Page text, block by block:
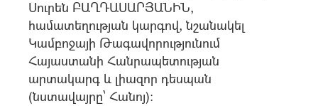
Սուրեն ԲԱՂԴԱՍԱՐՅԱՆԻՆ,
համատեղության կարգով, նշանակել
Կամբոջայի Թագավորությունում
Հայաստանի Հանրապետության
արտակարգ և լիազոր դեսպան
(նստավայրը՝ Հանոյ)։